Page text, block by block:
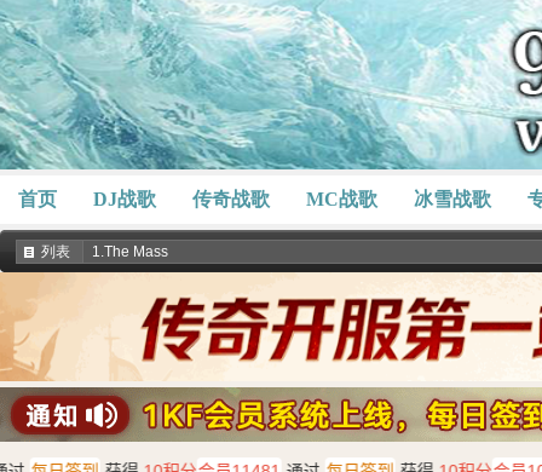
首页 DJ战歌 传奇战歌 MC战歌 冰雪战歌